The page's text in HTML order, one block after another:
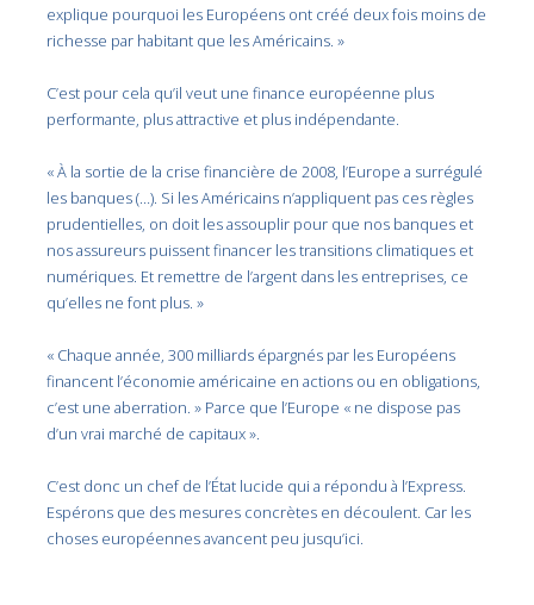
explique pourquoi les Européens ont créé deux fois moins de
richesse par habitant que les Américains. »
C’est pour cela qu’il veut une finance européenne plus
performante, plus attractive et plus indépendante.
« À la sortie de la crise financière de 2008, l’Europe a surrégulé
les banques (…). Si les Américains n’appliquent pas ces règles
prudentielles, on doit les assouplir pour que nos banques et
nos assureurs puissent financer les transitions climatiques et
numériques. Et remettre de l’argent dans les entreprises, ce
qu’elles ne font plus. »
« Chaque année, 300 milliards épargnés par les Européens
financent l’économie américaine en actions ou en obligations,
c’est une aberration. » Parce que l’Europe « ne dispose pas
d’un vrai marché de capitaux ».
C’est donc un chef de l’État lucide qui a répondu à l’Express.
Espérons que des mesures concrètes en découlent. Car les
choses européennes avancent peu jusqu’ici.